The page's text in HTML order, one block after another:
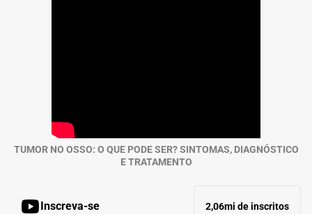
TUMOR NO OSSO: O QUE PODE SER? SINTOMAS, DIAGNÓSTICO
E TRATAMENTO
Inscreva-se 2,06mi de inscritos